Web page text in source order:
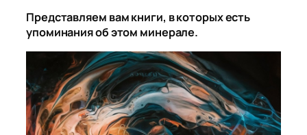
Представляем вам книги, в которых есть
упоминания об этом минерале.